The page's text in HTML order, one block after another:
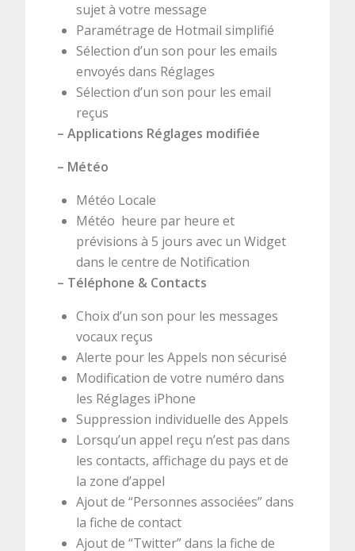
sujet à votre message
Paramétrage de Hotmail simplifié
Sélection d’un son pour les emails
envoyés dans Réglages
Sélection d’un son pour les email
reçus
– Applications Réglages modifiée
– Météo
Météo Locale
Météo heure par heure et
prévisions à 5 jours avec un Widget
dans le centre de Notification
– Téléphone & Contacts
Choix d’un son pour les messages
vocaux reçus
Alerte pour les Appels non sécurisé
Modification de votre numéro dans
les Réglages iPhone
Suppression individuelle des Appels
Lorsqu’un appel reçu n’est pas dans
les contacts, affichage du pays et de
la zone d’appel
Ajout de “Personnes associées” dans
la fiche de contact
Ajout de “Twitter” dans la fiche de